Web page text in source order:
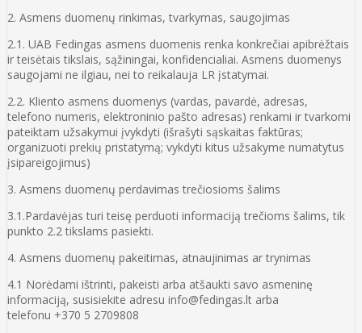
2. Asmens duomenų rinkimas, tvarkymas, saugojimas
2.1. UAB Fedingas asmens duomenis renka konkrečiai apibrėžtais
ir teisėtais tikslais, sąžiningai, konfidencialiai. Asmens duomenys
saugojami ne ilgiau, nei to reikalauja LR įstatymai.
2.2. Kliento asmens duomenys (vardas, pavardė, adresas,
telefono numeris, elektroninio pašto adresas) renkami ir tvarkomi
pateiktam užsakymui įvykdyti (išrašyti sąskaitas faktūras;
organizuoti prekių pristatymą; vykdyti kitus užsakyme numatytus
įsipareigojimus)
3. Asmens duomenų perdavimas trečiosioms šalims
3.1.Pardavėjas turi teisę perduoti informaciją trečioms šalims, tik
punkto 2.2 tikslams pasiekti.
4. Asmens duomenų pakeitimas, atnaujinimas ar trynimas
4.1 Norėdami ištrinti, pakeisti arba atšaukti savo asmeninę
informaciją, susisiekite adresu info@fedingas.lt arba
telefonu +370 5 2709808